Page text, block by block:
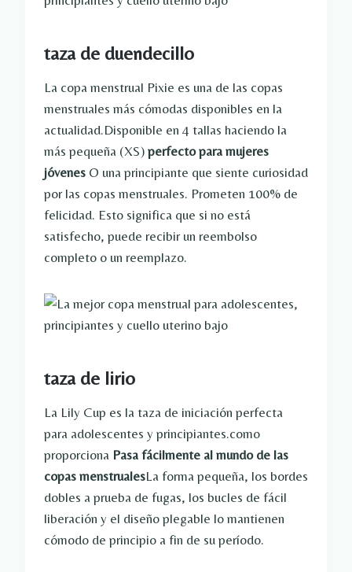
taza de duendecillo
La copa menstrual Pixie es una de las copas
menstruales más cómodas disponibles en la
actualidad.Disponible en 4 tallas haciendo la
más pequeña (XS) perfecto para mujeres
jóvenes O una principiante que siente curiosidad
por las copas menstruales. Prometen 100% de
felicidad. Esto significa que si no está
satisfecho, puede recibir un reembolso
completo o un reemplazo.
taza de lirio
La Lily Cup es la taza de iniciación perfecta
para adolescentes y principiantes.como
proporciona Pasa fácilmente al mundo de las
copas menstrualesLa forma pequeña, los bordes
dobles a prueba de fugas, los bucles de fácil
liberación y el diseño plegable lo mantienen
cómodo de principio a fin de su período.